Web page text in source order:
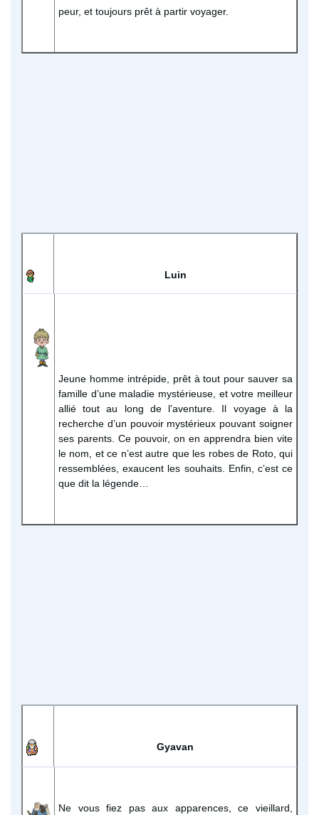
peur, et toujours prêt à partir voyager.
Luin
Jeune homme intrépide, prêt à tout pour sauver sa
famille d’une maladie mystérieuse, et votre meilleur
allié tout au long de l’aventure. Il voyage à la
recherche d’un pouvoir mystérieux pouvant soigner
ses parents. Ce pouvoir, on en apprendra bien vite
le nom, et ce n’est autre que les robes de Roto, qui
ressemblées, exaucent les souhaits. Enfin, c’est ce
que dit la légende…
Gyavan
Ne vous fiez pas aux apparences, ce vieillard,